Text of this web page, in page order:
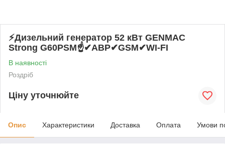
⚡️Дизельний генератор 52 кВт GENMAC
Strong G60PSM☝✔АВР✔GSM✔WI-FI
В наявності
Роздріб
Ціну уточнюйте
Опис Характеристики Доставка Оплата Умови